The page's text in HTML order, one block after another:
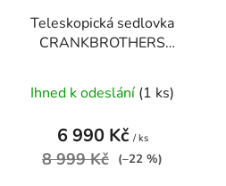
Teleskopická sedlovka
CRANKBROTHERS
Ihned k odeslání (1 ks)
6 990 Kč / ks
8 999 Kč (–22 %)